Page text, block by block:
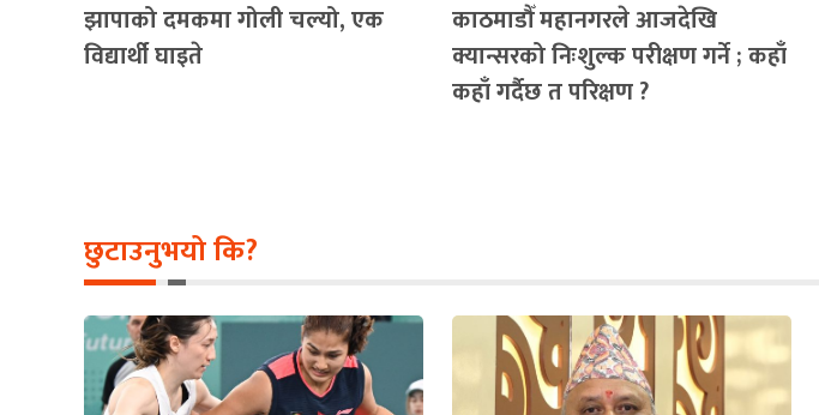
झापाको दमकमा गोली चल्यो, एक
विद्यार्थी घाइते
काठमाडौँ महानगरले आजदेखि
क्यान्सरको निःशुल्क परीक्षण गर्ने ; कहाँ
कहाँ गर्दैछ त परिक्षण ?
छुटाउनुभयो कि?